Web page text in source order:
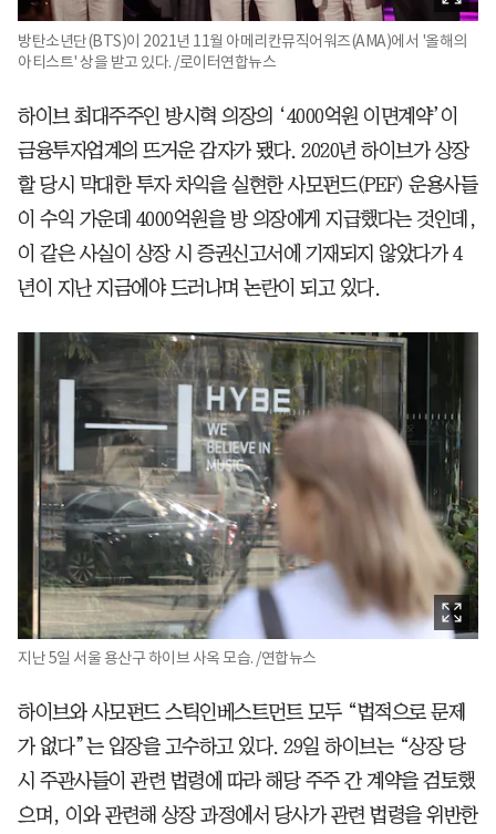
방탄소년단(BTS)이 2021년 11월 아메리칸뮤직어워즈(AMA)에서 '올해의
아티스트' 상을 받고 있다. /로이터연합뉴스
하이브 최대주주인 방시혁 의장의 ‘4000억원 이면계약’이
금융투자업계의 뜨거운 감자가 됐다. 2020년 하이브가 상장
할 당시 막대한 투자 차익을 실현한 사모펀드(PEF) 운용사들
이 수익 가운데 4000억원을 방 의장에게 지급했다는 것인데,
이 같은 사실이 상장 시 증권신고서에 기재되지 않았다가 4
년이 지난 지금에야 드러나며 논란이 되고 있다.
지난 5일 서울 용산구 하이브 사옥 모습. /연합뉴스
하이브와 사모펀드 스틱인베스트먼트 모두 “법적으로 문제
가 없다”는 입장을 고수하고 있다. 29일 하이브는 “상장 당
시 주관사들이 관련 법령에 따라 해당 주주 간 계약을 검토했
으며, 이와 관련해 상장 과정에서 당사가 관련 법령을 위반한